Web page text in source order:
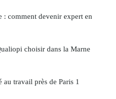
comment devenir expert en
choisir dans la Marne
au travail près de Paris 1